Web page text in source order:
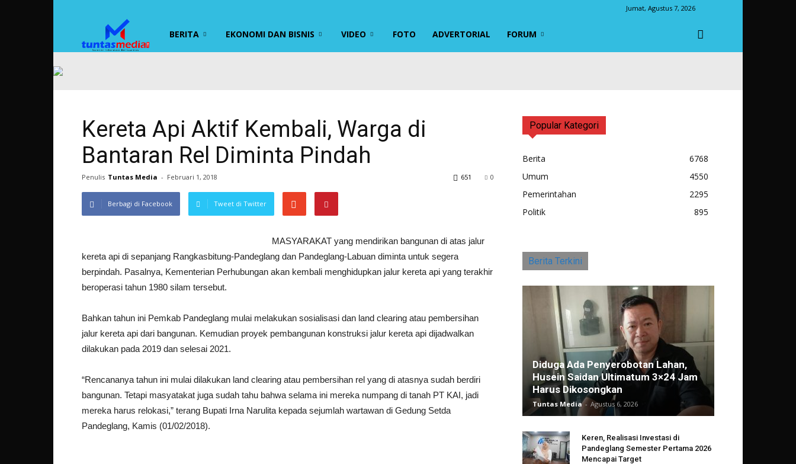
Jumat, Agustus 7, 2026
TUNTAS
BERITA EKONOMI DAN BISNIS VIDEO FOTO ADVERTORIAL FORUM
Kereta Api Aktif Kembali, Warga di
Bantaran Rel Diminta Pindah
Penulis Tuntas Media - Februari 1, 2018 0
651
Berbagi di Facebook Tweet di Twitter
MASYARAKAT yang mendirikan bangunan di atas jalur
kereta api di sepanjang Rangkasbitung-Pandeglang dan Pandeglang-Labuan diminta untuk segera
berpindah. Pasalnya, Kementerian Perhubungan akan kembali menghidupkan jalur kereta api yang terakhir
beroperasi tahun 1980 silam tersebut.
Bahkan tahun ini Pemkab Pandeglang mulai melakukan sosialisasi dan land clearing atau pembersihan
jalur kereta api dari bangunan. Kemudian proyek pembangunan konstruksi jalur kereta api dijadwalkan
dilakukan pada 2019 dan selesai 2021.
“Rencananya tahun ini mulai dilakukan land clearing atau pembersihan rel yang di atasnya sudah berdiri
bangunan. Tetapi masyatakat juga sudah tahu bahwa selama ini mereka numpang di tanah PT KAI, jadi
mereka harus relokasi,” terang Bupati Irna Narulita kepada sejumlah wartawan di Gedung Setda
Pandeglang, Kamis (01/02/2018).
Popular Kategori
Berita
6768
Umum
4550
Pemerintahan
2295
Politik
895
Berita Terkini
Diduga Ada Penyerobotan Lahan,
Husein Saidan Ultimatum 3×24 Jam
Harus Dikosongkan
Tuntas Media - Agustus 6, 2026
Keren, Realisasi Investasi di
Pandeglang Semester Pertama 2026
Mencapai Target